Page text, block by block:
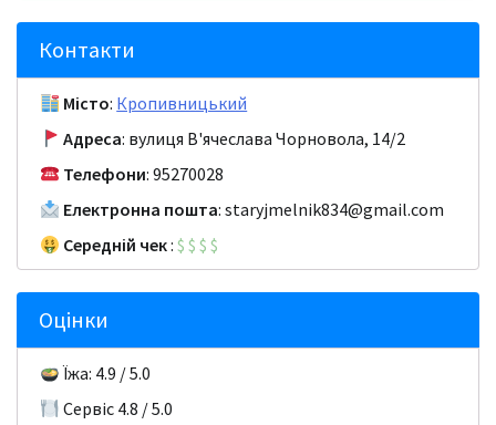
Контакти
Місто: Кропивницький
Адреса: вулиця В'ячеслава Чорновола, 14/2
Телефони: 95270028
Електронна пошта: staryjmelnik834@gmail.com
Середній чек:$ $ $ $
Оцінки
Їжа: 4.9 / 5.0
Сервіс 4.8 / 5.0